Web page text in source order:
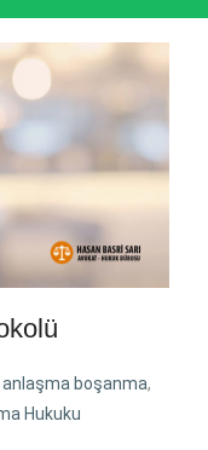
anlaşma boşanma,
Hukuku